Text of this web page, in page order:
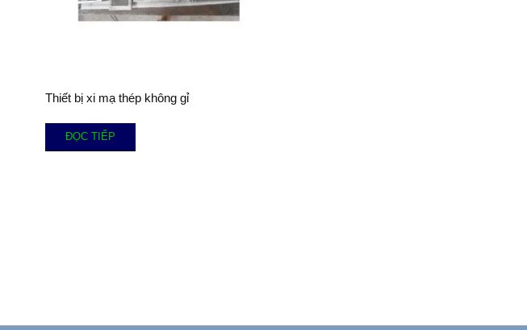
Thiết bị xi mạ thép không gỉ
ĐỌC TIẾP